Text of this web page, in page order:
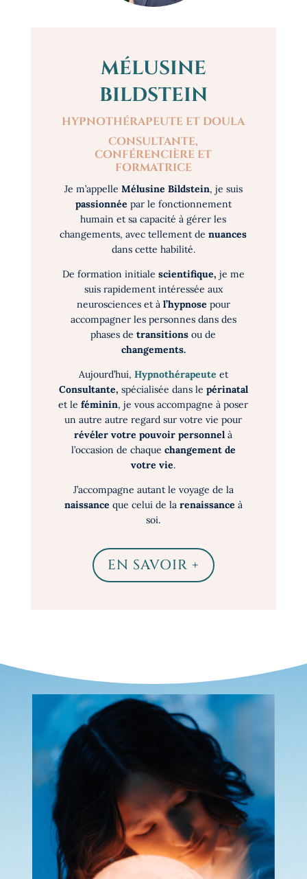
MÉLUSINE
BILDSTEIN
HYPNOTHÉRAPEUTE ET DOULA
CONSULTANTE,
CONFÉRENCIÈRE ET
FORMATRICE
Je m’appelle Mélusine Bildstein, je suis
passionnée par le fonctionnement
humain et sa capacité à gérer les
changements, avec tellement denuances
dans cette habilité.
De formation initiale scientifique, je me
suis rapidement intéressée aux
neurosciences et à l’hypnose pour
accompagner les personnes dans des
phases detransitions ou de
changements.
Aujourd’hui, Hypnothérapeute et
Consultante, spécialisée dans le périnatal
et le féminin, je vous accompagne à poser
un autre autre regard sur votre vie pour
révéler votre pouvoir personnel à
l’occasion de chaque changement de
votre vie.
J’accompagne autant le voyage de la
naissance que celui de la renaissance à
soi.
EN SAVOIR +